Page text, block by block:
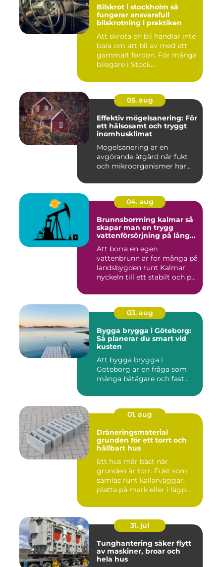
Bilskrot i stockholm så
fungerar ansvarsfull
bilskrotning i praktiken
Att skrota en bil handlar inte
bara om att bli av med ett
gammalt fordon. För många
bilegare i Stock...
05. aug
Effektiv mögelsanering: För
ett hälsosamt och tryggt
inomhusklimat
Mögelsanering är en
avgörande åtgärd när fukt
och mikroorganismer har...
04. aug
Brunnsborrning kalmar så
skapar man en trygg
vattenförsörjning på lång
Att borra en egen
vattenbrunn är för många på
landsbygden runt Kalmar
nyckeln till ett stabilt och p...
03. aug
Bygga brygga i Göteborg:
Så planerar du smart vid
kusten
Att bygga brygga i
Göteborg är en fråga som
många båtägare och fast...
01. aug
Dräneringsmaterial
grunden för ett torrt och
hållbart hus
Ett hus mår bäst när
grunden är torr. Fukt som
samlas runt källarväggar,
platta på mark eller i lågp...
31. jul
Tunghantering säker flytt
av maskiner, broar och
hela hus